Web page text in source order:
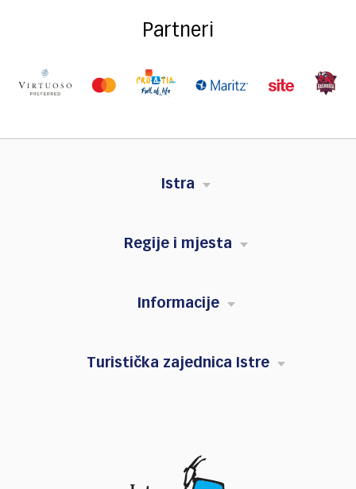
Partneri
Istra
Regije i mjesta
Informacije
Turistička zajednica Istre